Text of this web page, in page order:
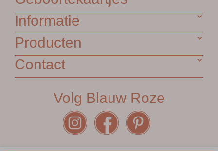
Informatie
Producten
Contact
Volg Blauw Roze